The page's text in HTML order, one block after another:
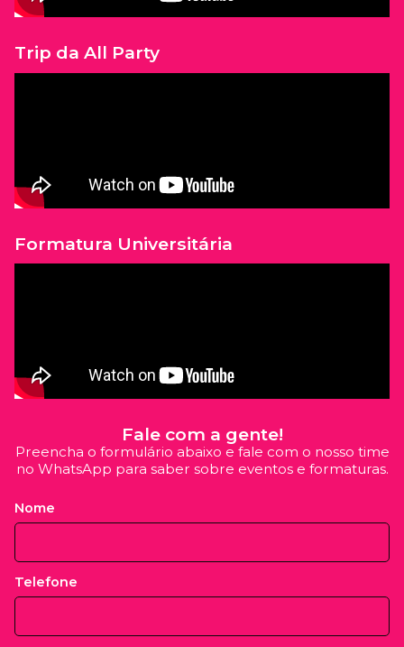
Trip da All Party
Formatura Universitária
Fale com a gente!
Preencha o formulário abaixo e fale com o nosso time
no WhatsApp para saber sobre eventos e formaturas.
Nome
Telefone